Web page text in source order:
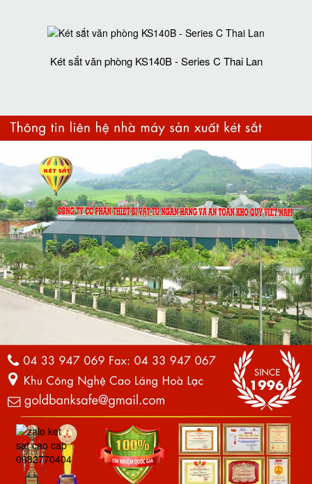
Két sắt văn phòng KS140B - Series C Thai Lan